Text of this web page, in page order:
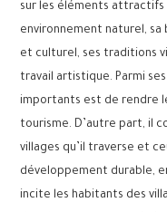
sur les éléments attractifs
environnement naturel,
et culturel, ses traditions
travail artistique. Parmi
importants est de rendre
tourisme. D’autre part, il
villages qu’il traverse et
développement durable,
incite les habitants des